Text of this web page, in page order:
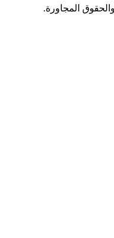
المجاورة.